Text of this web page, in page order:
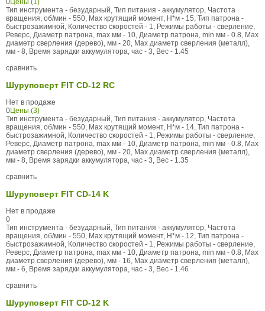
0Цены (1)
Тип инструмента - безударный, Тип питания - аккумулятор, Частота
вращения, об/мин - 550, Max крутящий момент, Н*м - 15, Тип патрона -
быстрозажимной, Количество скоростей - 1, Режимы работы - сверление,
Реверс, Диаметр патрона, max мм - 10, Диаметр патрона, min мм - 0.8, Max
диаметр сверления (дерево), мм - 20, Max диаметр сверления (металл),
мм - 8, Время зарядки аккумулятора, час - 3, Вес - 1.45
сравнить
Шуруповерт FIT CD-12 RC
Нет в продаже
0Цены (3)
Тип инструмента - безударный, Тип питания - аккумулятор, Частота
вращения, об/мин - 550, Max крутящий момент, Н*м - 14, Тип патрона -
быстрозажимной, Количество скоростей - 1, Режимы работы - сверление,
Реверс, Диаметр патрона, max мм - 10, Диаметр патрона, min мм - 0.8, Max
диаметр сверления (дерево), мм - 20, Max диаметр сверления (металл),
мм - 8, Время зарядки аккумулятора, час - 3, Вес - 1.35
сравнить
Шуруповерт FIT CD-14 K
Нет в продаже
0
Тип инструмента - безударный, Тип питания - аккумулятор, Частота
вращения, об/мин - 550, Max крутящий момент, Н*м - 12, Тип патрона -
быстрозажимной, Количество скоростей - 1, Режимы работы - сверление,
Реверс, Диаметр патрона, max мм - 10, Диаметр патрона, min мм - 0.8, Max
диаметр сверления (дерево), мм - 16, Max диаметр сверления (металл),
мм - 6, Время зарядки аккумулятора, час - 3, Вес - 1.46
сравнить
Шуруповерт FIT CD-12 K